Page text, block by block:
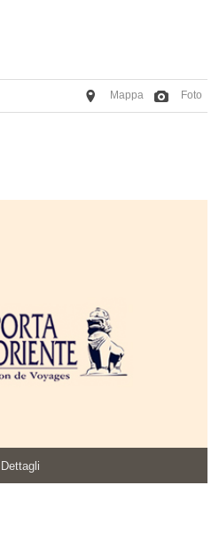
Foto
Mappa
Dettagli